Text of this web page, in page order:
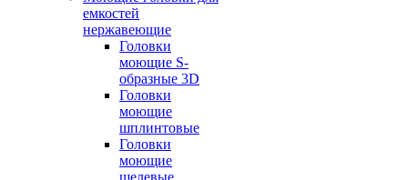
емкостей
нержавеющие
Головки
моющие S-
образные 3D
Головки
моющие
шплинтовые
Головки
моющие
щелевые